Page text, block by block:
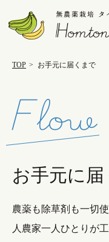
TOP > お手元に届くまで
お手元に
農薬も除草剤も一切
人農家一人ひとりが